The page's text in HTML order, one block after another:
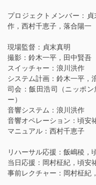
プロジェクトメンバー：
作，西村千恵子，落合陽一
現場監督：貞末真明
撮影：鈴木一平，田中賢吾
スイッチャー：浪川洪作
システム計画：鈴木一平，
司会：飯田浩司（ニッポ
ー）
音響システム：浪川洪作
音響オペレーション：頃安
マニュアル：西村千恵子
リハーサル応援：飯嶋稜，
当日応援：岡村柾紀，頃安
事前レクチャー：岡村柾紀